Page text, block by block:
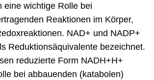
eine wichtige Rolle bei
Reaktionen im Körper,
NAD+ und NADP+
Reduktionsäquivalente bezeichnet.
reduzierte Form NADH+H+
bei abbauenden (katabolen)